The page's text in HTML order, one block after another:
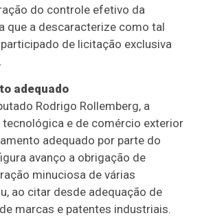
do controle efetivo da
que a descaracterize como tal
de licitação exclusiva
adequado
Rodrigo Rollemberg, a
e de comércio exterior
adequado por parte do
avanço a obrigação de
minuciosa de várias
ao citar desde adequação de
marcas e patentes industriais.